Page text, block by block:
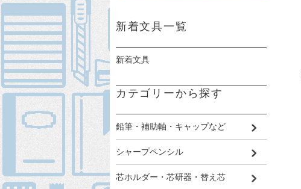
新着文具一覧
新着文具
カテゴリーから探す
鉛筆・補助軸・キャップなど
シャープペンシル
芯ホルダー・芯研器・替え芯